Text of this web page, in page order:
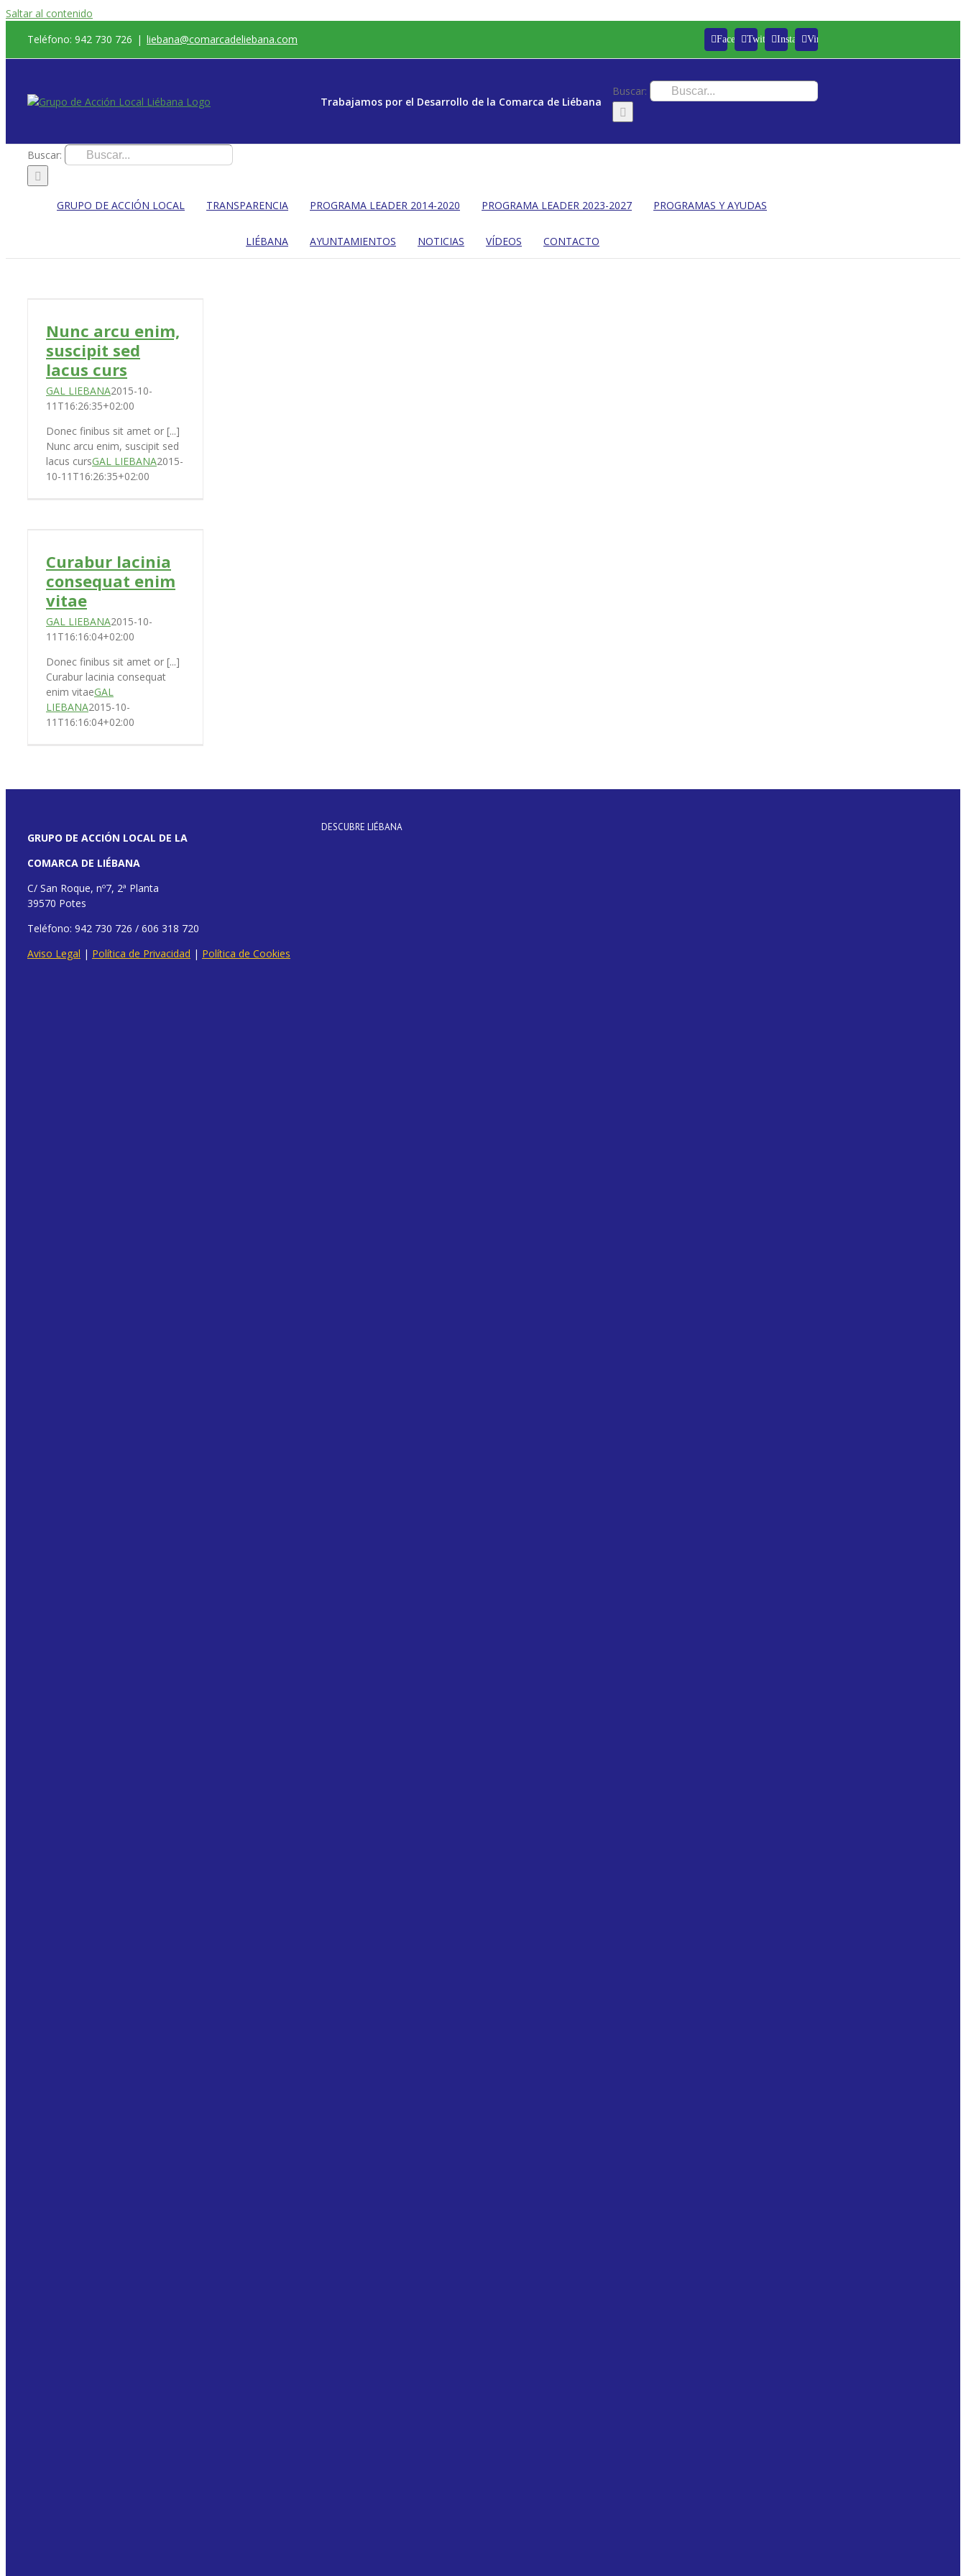
Saltar al contenido
Teléfono: 942 730 726 | liebana@comarcadeliebana.com FacebookTwitterInstagramVimeo
Trabajamos por el Desarrollo de la Comarca de Liébana
Buscar:
Buscar:
GRUPO DE ACCIÓN LOCAL TRANSPARENCIA PROGRAMA LEADER 2014-2020 PROGRAMA LEADER 2023-2027 PROGRAMAS Y AYUDAS
LIÉBANA AYUNTAMIENTOS NOTICIAS VÍDEOS CONTACTO
Nunc arcu enim,
suscipit sed
lacus curs
GAL LIEBANA2015-10-
11T16:26:35+02:00
Donec finibus sit amet or [...]
Nunc arcu enim, suscipit sed
lacus cursGAL LIEBANA2015-
10-11T16:26:35+02:00
Curabur lacinia
consequat enim
vitae
GAL LIEBANA2015-10-
11T16:16:04+02:00
Donec finibus sit amet or [...]
Curabur lacinia consequat
enim vitaeGAL
LIEBANA2015-10-
11T16:16:04+02:00
GRUPO DE ACCIÓN LOCAL DE LA
COMARCA DE LIÉBANA
C/ San Roque, nº7, 2ª Planta
39570 Potes
Teléfono: 942 730 726 / 606 318 720
Aviso Legal | Política de Privacidad | Política de Cookies
DESCUBRE LIÉBANA